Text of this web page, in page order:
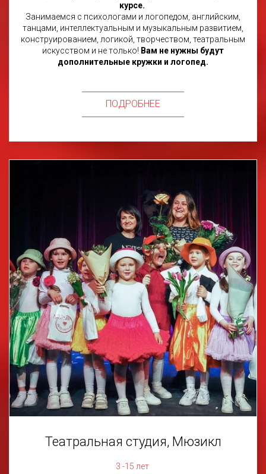
курсе.
Занимаемся с психологами и логопедом, английским,
танцами, интеллектуальным и музыкальным развитием,
конструированием, логикой, творчеством, театральным
искусством и не только! Вам не нужны будут
дополнительные кружки и логопед.
ПОДРОБНЕЕ
Театральная студия, Мюзикл
3 -15 лет